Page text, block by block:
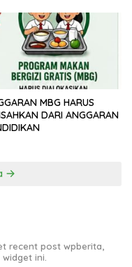
MBG HARUS
DARI ANGGARAN
recent post wpberita,
ini.